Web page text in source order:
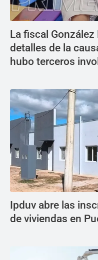
La fiscal
detalles de la
hubo terceros
Ipduv abre las
de viviendas en